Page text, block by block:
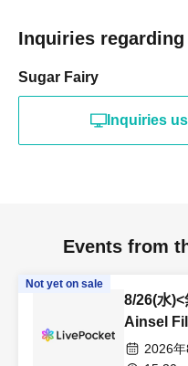
Inquiries
Sugar Fairy
Inquiries
Events from
Not yet on sale
8/26(水
Ainsel
ー あま
2026